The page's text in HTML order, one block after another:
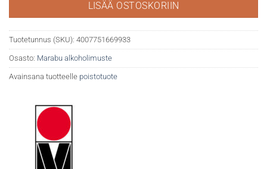
LISÄÄ OSTOSKORIIN
Tuotetunnus (SKU): 4007751669933
Osasto: Marabu alkoholimuste
Avainsana tuotteelle poistotuote